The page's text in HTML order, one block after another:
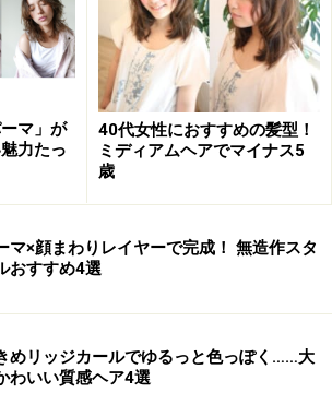
パーマに辛さをプラス（画像提供：
）
したいなら、こちらのオン眉毛とウ
最適です。野暮ったくならないよう
の色がおすすめ。画像はピンクバイ
人っぽさとかわいさが混ざっていま
合う髪のタイプ】
い
マ」が
力たっ
40代女性におすすめの髪型！
ミディアムヘアでマイナス5
歳
マ×顔まわりレイヤーで完成！ 無造作スタ
おすすめ4選
めリッジカールでゆるっと色っぽく……大
わいい質感ヘア4選